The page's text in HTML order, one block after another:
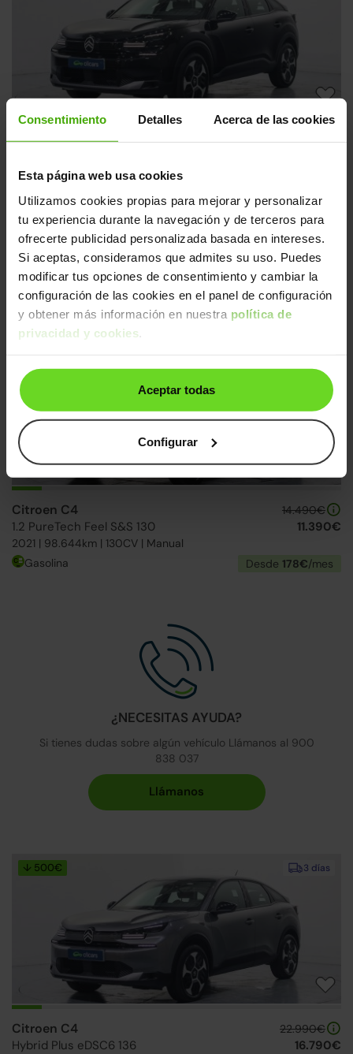
Consentimiento Detalles Acerca de las cookies
Esta página web usa cookies
Utilizamos cookies propias para mejorar y personalizar
tu experiencia durante la navegación y de terceros para
ofrecerte publicidad personalizada basada en intereses.
Si aceptas, consideramos que admites su uso. Puedes
modificar tus opciones de consentimiento y cambiar la
configuración de las cookies en el panel de configuración
y obtener más información en nuestra política de
privacidad y cookies
Aceptar todas
Configurar
Citroen C4
2025 | 22.278km | 145CV | Automático
20.990€
Correa nueva
Citroen C4
1.2 PureTech Feel S&S 130
2021 | 98.644km | 130CV | Manual
14.490€
11.390€
Gasolina Desde 178€/mes
¿NECESITAS AYUDA?
Si tienes dudas sobre algún vehículo Llámanos al 900
838 037
3 días
↓ 500€
Citroen C4
Hybrid Plus eDSC6 136
22.990€
16.790€